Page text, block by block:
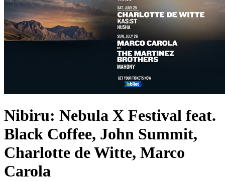
Nibiru: Nebula X Festival feat.
Black Coffee, John Summit,
Charlotte de Witte, Marco
Carola